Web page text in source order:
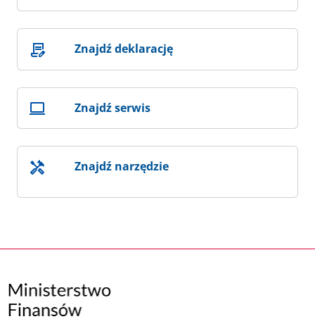
Znajdź deklarację
Znajdź serwis
Znajdź narzędzie